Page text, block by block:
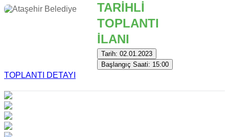
TARİHLİ
TOPLANTI
İLANI
Tarih: 02.01.2023
Başlangıç Saati: 15:00
TOPLANTI DETAYI